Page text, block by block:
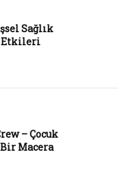
Sağlık
Etkileri
– Çocuk
Macera